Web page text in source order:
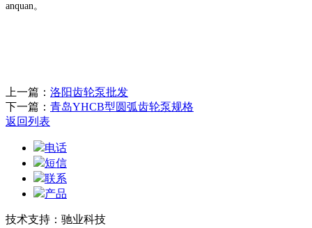
anquan。
上一篇： 洛阳齿轮泵批发
下一篇： 青岛YHCB型圆弧齿轮泵规格
返回列表
电话
短信
联系
产品
技术支持：驰业科技